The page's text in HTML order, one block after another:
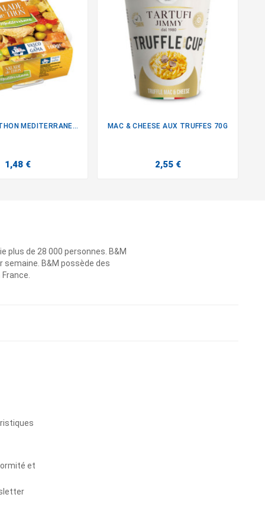
SALADE DE THON MEDITERRANENNE
1,48 €
MAC & CHEESE AUX TRUFFES 70G
2,55 €
plus de 28 000 personnes. B&M
B&M possède des
et